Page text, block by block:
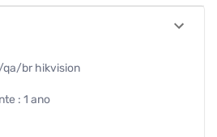
br hikvision
: 1 ano